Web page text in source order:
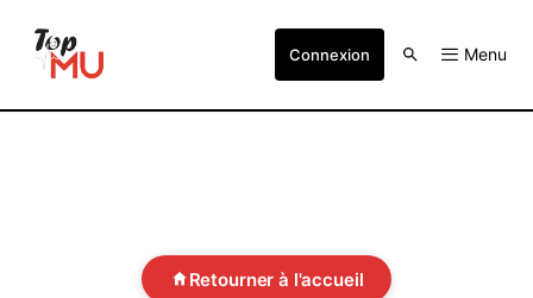
Connexion Menu
Retourner à l'accueil